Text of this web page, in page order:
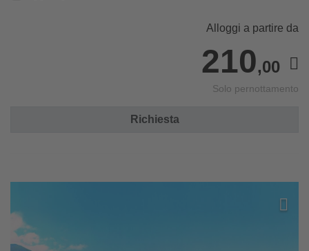
Alloggi a partire da
210,00
Solo pernottamento
Richiesta